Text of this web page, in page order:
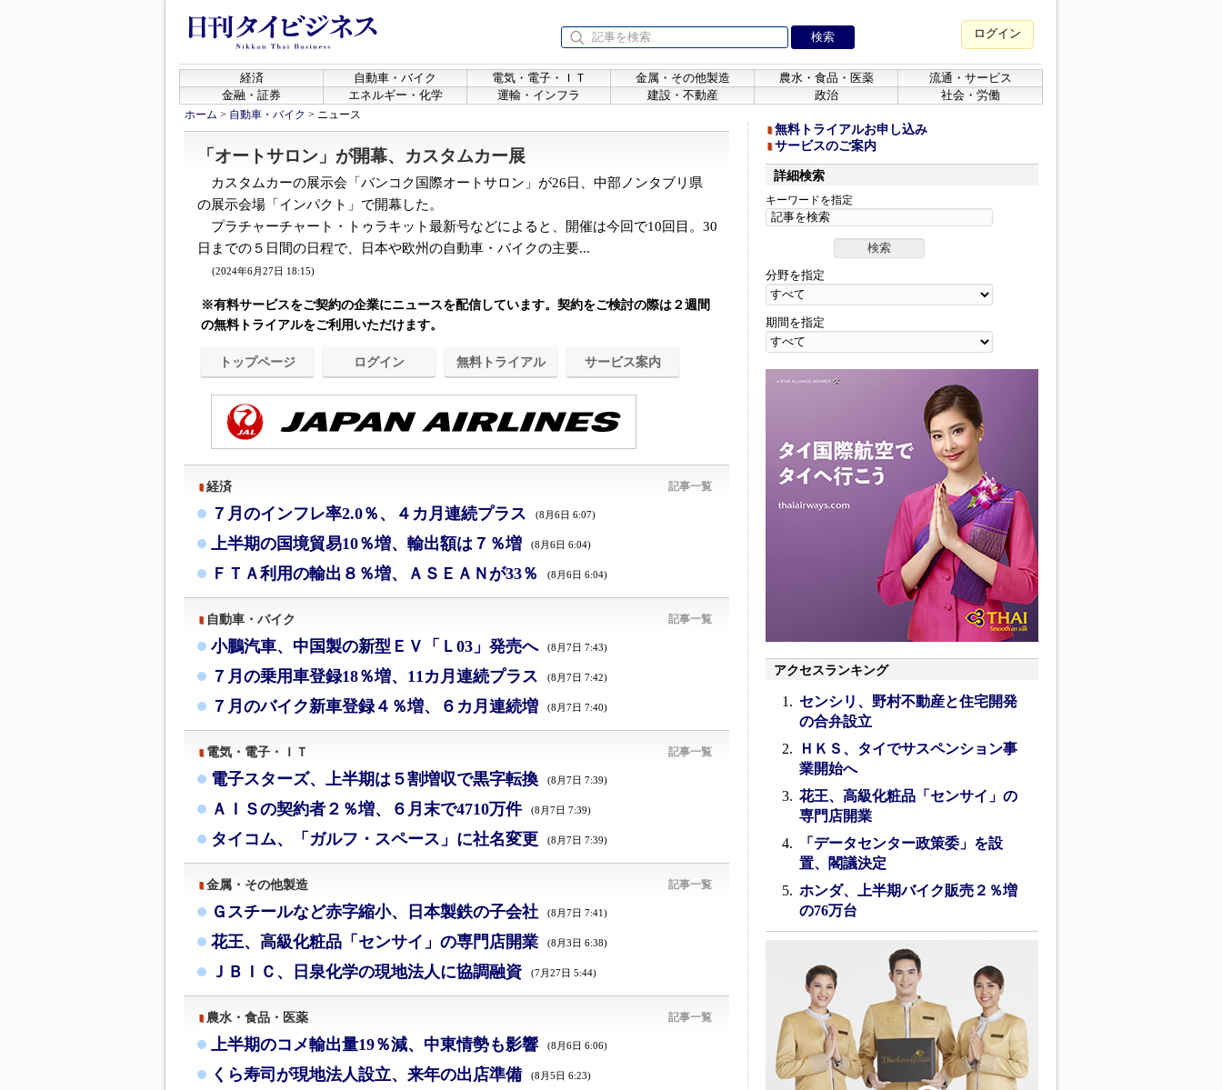
ログイン
経済 自動車・バイク 電気・電子・ＩＴ 金属・その他製造 農水・食品・医薬
流通・サービス
金融・証券
エネルギー・化学 運輸・インフラ 建設・不動産 政治 社会・労働
ホーム > 自動車・バイク > ニュース
「オートサロン」が開幕、カスタムカー展
カスタムカーの展示会「バンコク国際オートサロン」が26日、中部ノンタブリ県
の展示会場「インパクト」で開幕した。
プラチャーチャート・トゥラキット最新号などによると、開催は今回で10回目。30
日までの５日間の日程で、日本や欧州の自動車・バイクの主要...
(2024年6月27日 18:15)
※有料サービスをご契約の企業にニュースを配信しています。契約をご検討の際は２週間
の無料トライアルをご利用いただけます。
トップページ ログイン 無料トライアル サービス案内
経済 記事一覧
７月のインフレ率2.0％、４カ月連続プラス (8月6日 6:07)
上半期の国境貿易10％増、輸出額は７％増 (8月6日 6:04)
ＦＴＡ利用の輸出８％増、ＡＳＥＡＮが33％ (8月6日 6:04)
自動車・バイク 記事一覧
小鵬汽車、中国製の新型ＥＶ「Ｌ03」発売へ (8月7日 7:43)
７月の乗用車登録18％増、11カ月連続プラス (8月7日 7:42)
７月のバイク新車登録４％増、６カ月連続増 (8月7日 7:40)
電気・電子・ＩＴ 記事一覧
電子スターズ、上半期は５割増収で黒字転換 (8月7日 7:39)
ＡＩＳの契約者２％増、６月末で4710万件 (8月7日 7:39)
タイコム、「ガルフ・スペース」に社名変更 (8月7日 7:39)
金属・その他製造 記事一覧
Ｇスチールなど赤字縮小、日本製鉄の子会社 (8月7日 7:41)
花王、高級化粧品「センサイ」の専門店開業 (8月3日 6:38)
ＪＢＩＣ、日泉化学の現地法人に協調融資 (7月27日 5:44)
農水・食品・医薬 記事一覧
上半期のコメ輸出量19％減、中東情勢も影響 (8月6日 6:06)
くら寿司が現地法人設立、来年の出店準備 (8月5日 6:23)
無料トライアルお申し込み
サービスのご案内
詳細検索
キーワードを指定
分野を指定
期間を指定
アクセスランキング
センシリ、野村不動産と住宅開発
の合弁設立
ＨＫＳ、タイでサスペンション事
業開始へ
花王、高級化粧品「センサイ」の
専門店開業
「データセンター政策委」を設
置、閣議決定
ホンダ、上半期バイク販売２％増
の76万台